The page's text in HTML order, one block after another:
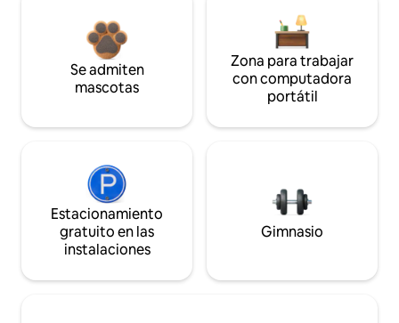
Se admiten
mascotas
Zona para trabajar
con computadora
portátil
Estacionamiento
gratuito en las
instalaciones
Gimnasio